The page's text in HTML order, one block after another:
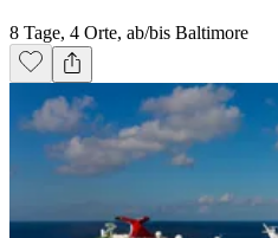
8 Tage, 4 Orte, ab/bis Baltimore